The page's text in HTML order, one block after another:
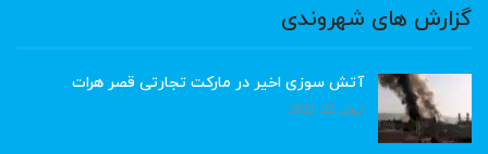
گزارش های شهروندی
آتش سوزی اخیر در مارکت تجارتی قصر هرات
ژوئن 22, 2023